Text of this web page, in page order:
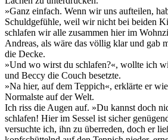
»Ganz einfach. Wenn wir uns aufteilen,
Schuldgefühle, weil wir nicht bei beiden
schlafen wir alle zusammen hier im
Andreas, als wäre das völlig klar und gab
die Decke.
»Und wo wirst du schlafen?«, wollte ich
und Beccy die Couch besetzte.
»Na hier, auf dem Teppich«, erklärte er
Normalste auf der Welt.
Ich riss die Augen auf. »Du kannst doch
schlafen! Hier im Sessel ist sicher
versuchte ich, ihn zu überreden, doch er